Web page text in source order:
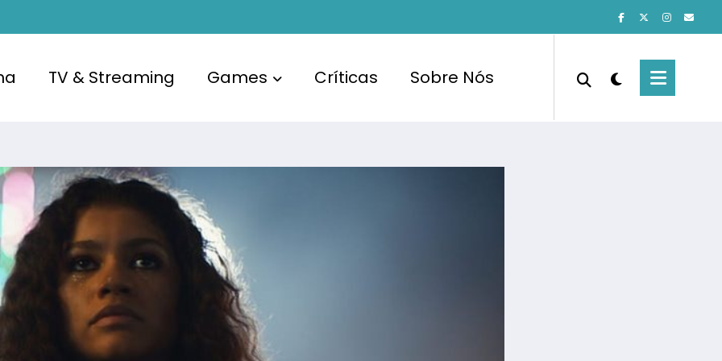
TV & Streaming Games Críticas Sobre Nós